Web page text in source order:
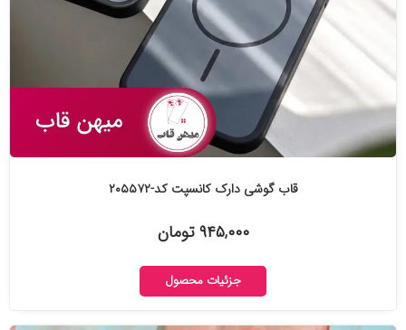
قاب گوشی دارک کانسپت کد-۲۰۵۵۷۲
۹۴۵,۰۰۰ تومان
جزئیات محصول